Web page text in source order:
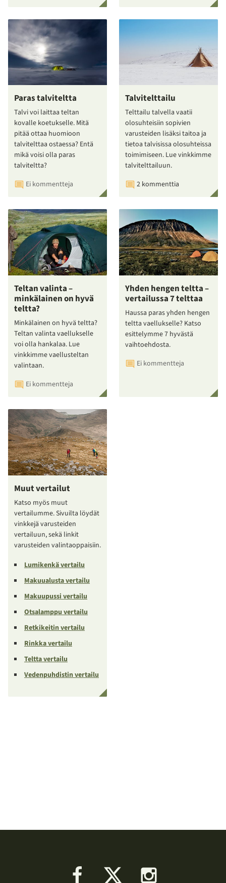
Paras talviteltta
Talvi voi laittaa teltan
kovalle koetukselle. Mitä
pitää ottaa huomioon
talvitelttaa ostaessa? Entä
mikä voisi olla paras
talviteltta?
Ei kommentteja
Talvitelttailu
Telttailu talvella vaatii
olosuhteisiin sopivien
varusteiden lisäksi taitoa ja
tietoa talvisissa olosuhteissa
toimimiseen. Lue vinkkimme
talvitelttailuun.
2 kommenttia
Teltan valinta –
minkälainen on hyvä
teltta?
Minkälainen on hyvä teltta?
Teltan valinta vaellukselle
voi olla hankalaa. Lue
vinkkimme vaellusteltan
valintaan.
Ei kommentteja
Yhden hengen teltta –
vertailussa 7 telttaa
Haussa paras yhden hengen
teltta vaellukselle? Katso
esittelymme 7 hyvästä
vaihtoehdosta.
Ei kommentteja
Muut vertailut
Katso myös muut
vertailumme. Sivuilta löydät
vinkkejä varusteiden
vertailuun, sekä linkit
varusteiden valintaoppaisiin.
Lumikenkä vertailu
Makuualusta vertailu
Makuupussi vertailu
Otsalamppu vertailu
Retkikeitin vertailu
Rinkka vertailu
Teltta vertailu
Vedenpuhdistin vertailu
Facebook